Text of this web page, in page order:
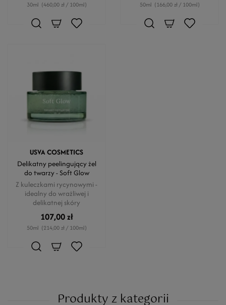
30ml (460,00 zł / 100ml) 50ml (166,00 zł / 100ml)
USVA COSMETICS
Delikatny peelingujący żel
do twarzy - Soft Glow
Z kuleczkami rycynowymi -
idealny do wrażliwej i
delikatnej skóry
107,00 zł
50ml (214,00 zł / 100ml)
Produkty z kategorii